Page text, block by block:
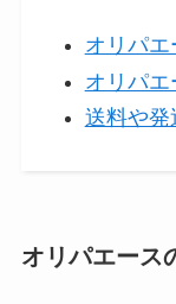
オリパエ
オリパ
送料や発
オリパエース